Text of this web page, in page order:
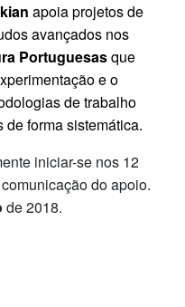
apoia projetos de
avançados nos
Portuguesasque
e o
de trabalho
forma sistemática.
iniciar-se nos 12
do apoio.
de 2018.